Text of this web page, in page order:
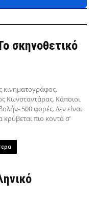
σκηνοθετικό
κινηματογράφος.
Κωνσταντάρας. Κάποιοι
500 φορές. Δεν είναι
πιο κοντά σ’